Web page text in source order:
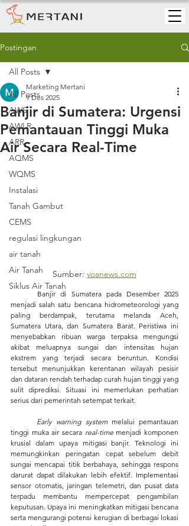
Postingan
All Posts
AWS
AWLR
ARR
AQMS
WQMS
Instalasi
Tanah Gambut
CEMS
regulasi lingkungan
air tanah
Air Tanah
Siklus Air Tanah
All Posts
Banjir di Sumatera: Urgensi
Pemantauan Tinggi Muka
Air Secara Real-Time
Marketing Mertani
9 Des 2025
Sumber: voanews.com
menjadi salah satu bencana hidrometeorologi yang
paling berdampak, terutama melanda Aceh,
Sumatera Utara, dan Sumatera Barat. Peristiwa ini
menyebabkan ribuan warga terpaksa mengungsi
akibat meluapnya sungai dan intensitas hujan
ekstrem yang terjadi secara beruntun. Kondisi
tersebut menunjukkan kerentanan wilayah pesisir
dan dataran rendah terhadap curah hujan tinggi yang
sulit diprediksi. Situasi ini memerlukan perhatian
serius dari pemerintah setempat terkait.
Early warning system melalui pemantauan
tinggi muka air secara real-time menjadi komponen
krusial dalam upaya mitigasi banjir. Teknologi ini
memungkinkan peringatan cepat sebelum debit
sungai mencapai titik berbahaya, sehingga respons
darurat dapat dilakukan lebih efektif. Implementasi
sensor otomatis, jaringan telemetri, dan pusat data
terpadu membantu mempercepat pengambilan
keputusan. Upaya ini meningkatkan mitigasi bencana
serta mengurangi potensi kerugian di berbagai lokasi